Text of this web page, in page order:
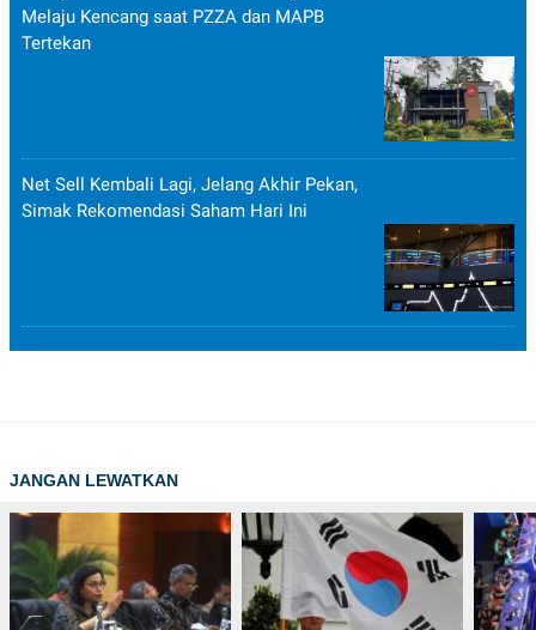
Melaju Kencang saat PZZA dan MAPB
Tertekan
Net Sell Kembali Lagi, Jelang Akhir Pekan,
Simak Rekomendasi Saham Hari Ini
JANGAN LEWATKAN